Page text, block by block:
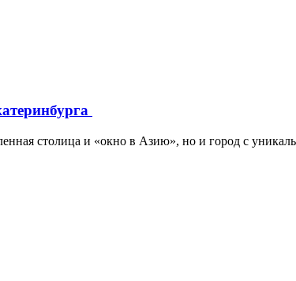
столица и «окно в Азию», но и город с